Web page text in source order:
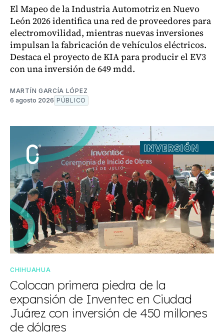
El Mapeo de la Industria Automotriz en Nuevo
León 2026 identifica una red de proveedores para
electromovilidad, mientras nuevas inversiones
impulsan la fabricación de vehículos eléctricos.
Destaca el proyecto de KIA para producir el EV3
con una inversión de 649 mdd.
MARTÍN GARCÍA LÓPEZ
6 agosto 2026 PÚBLICO
CHIHUAHUA
Colocan primera piedra de la
expansión de Inventec en Ciudad
Juárez con inversión de 450 millones
de dólares